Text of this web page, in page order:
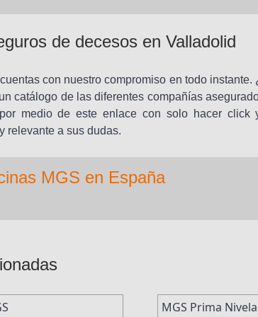
de decesos en Valladolid
con nuestro compromiso en todo instante.
catálogo de las diferentes compañías
medio de este enlace con solo hacer click
relevante a sus dudas.
MGS en España
MGS Prima